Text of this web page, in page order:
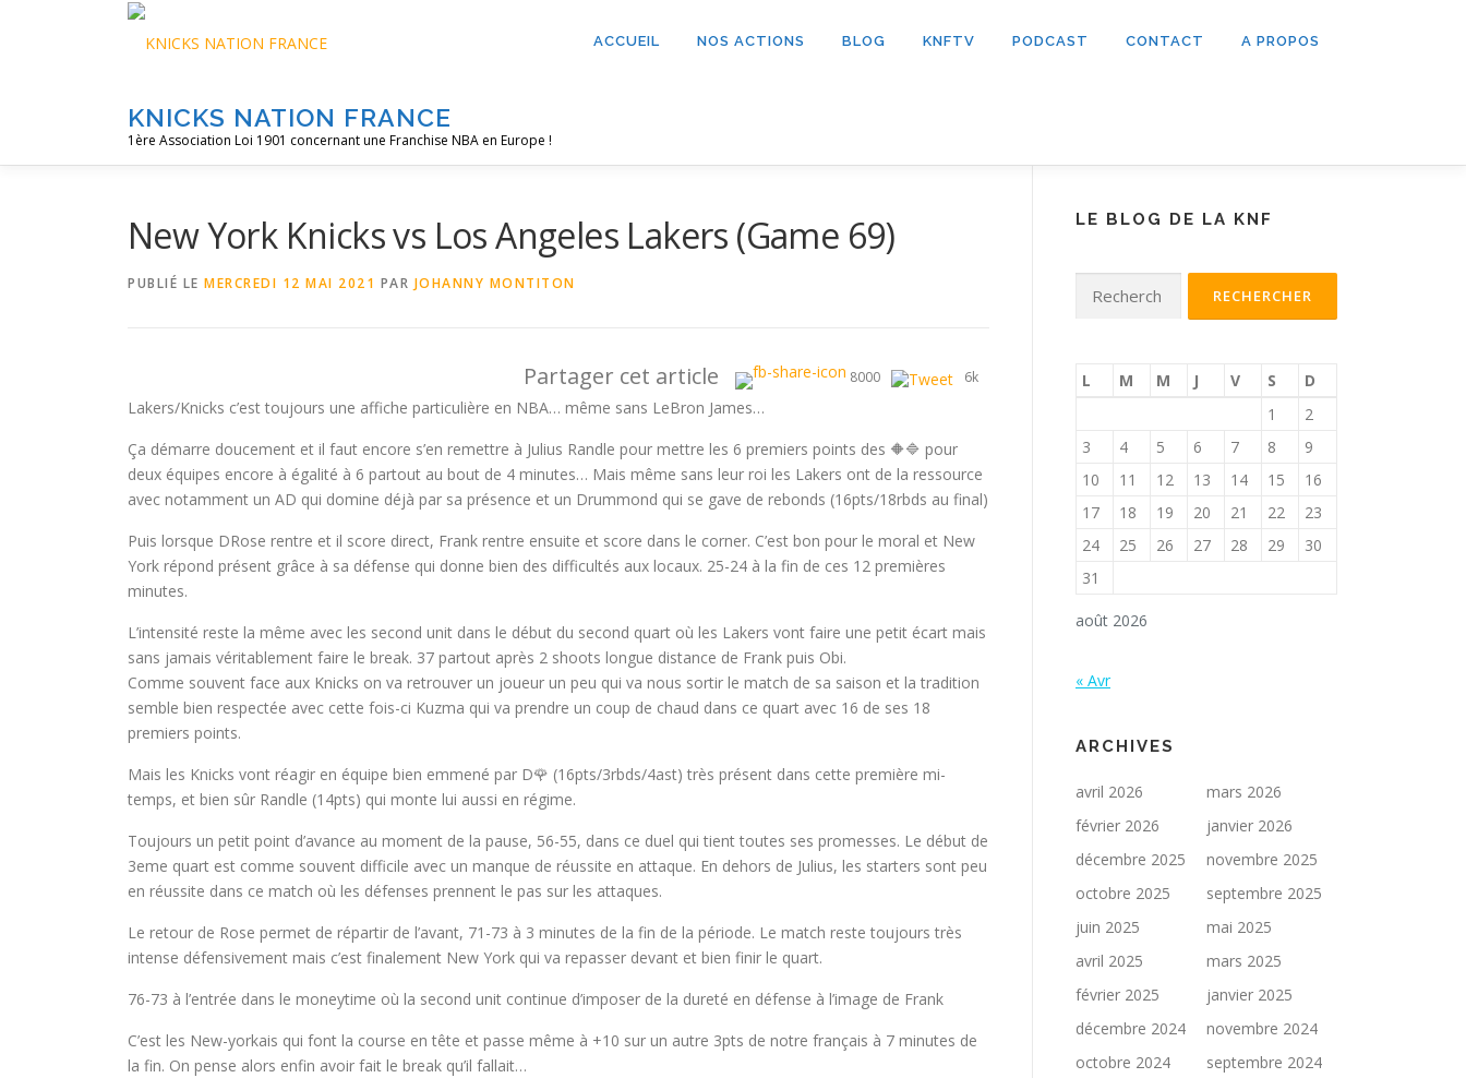
KNICKS NATION FRANCE
1ère Association Loi 1901 concernant une Franchise NBA en Europe !
ACCUEIL NOS ACTIONS BLOG KNFTV PODCAST CONTACT A PROPOS
New York Knicks vs Los Angeles Lakers (Game 69)
PUBLIÉ LE MERCREDI 12 MAI 2021 PAR JOHANNY MONTITON
Partager cet article 8000 6k
Lakers/Knicks c’est toujours une affiche particulière en NBA… même sans LeBron James…
Ça démarre doucement et il faut encore s’en remettre à Julius Randle pour mettre les 6 premiers points des 🔶🔷 pour
deux équipes encore à égalité à 6 partout au bout de 4 minutes… Mais même sans leur roi les Lakers ont de la ressource
avec notamment un AD qui domine déjà par sa présence et un Drummond qui se gave de rebonds (16pts/18rbds au final)
Puis lorsque DRose rentre et il score direct, Frank rentre ensuite et score dans le corner. C’est bon pour le moral et New
York répond présent grâce à sa défense qui donne bien des difficultés aux locaux. 25-24 à la fin de ces 12 premières
minutes.
L’intensité reste la même avec les second unit dans le début du second quart où les Lakers vont faire une petit écart mais
sans jamais véritablement faire le break. 37 partout après 2 shoots longue distance de Frank puis Obi.
Comme souvent face aux Knicks on va retrouver un joueur un peu qui va nous sortir le match de sa saison et la tradition
semble bien respectée avec cette fois-ci Kuzma qui va prendre un coup de chaud dans ce quart avec 16 de ses 18
premiers points.
Mais les Knicks vont réagir en équipe bien emmené par D🌹 (16pts/3rbds/4ast) très présent dans cette première mi-
temps, et bien sûr Randle (14pts) qui monte lui aussi en régime.
Toujours un petit point d’avance au moment de la pause, 56-55, dans ce duel qui tient toutes ses promesses. Le début de
3eme quart est comme souvent difficile avec un manque de réussite en attaque. En dehors de Julius, les starters sont peu
en réussite dans ce match où les défenses prennent le pas sur les attaques.
Le retour de Rose permet de répartir de l’avant, 71-73 à 3 minutes de la fin de la période. Le match reste toujours très
intense défensivement mais c’est finalement New York qui va repasser devant et bien finir le quart.
76-73 à l’entrée dans le moneytime où la second unit continue d’imposer de la dureté en défense à l’image de Frank
C’est les New-yorkais qui font la course en tête et passe même à +10 sur un autre 3pts de notre français à 7 minutes de
la fin. On pense alors enfin avoir fait le break qu’il fallait…
LE BLOG DE LA KNF
août 2026
L M M J V S
D
1
2
3
4 5 6 7 8
9
10
11 12 13 14 15
16
17
18 19 20 21 22
23
24
25 26 27 28 29
30
31
« Avr
ARCHIVES
avril 2026
mars 2026
février 2026
janvier 2026
décembre 2025
novembre 2025
octobre 2025
septembre 2025
juin 2025
mai 2025
avril 2025
mars 2025
février 2025
janvier 2025
décembre 2024
novembre 2024
octobre 2024
septembre 2024